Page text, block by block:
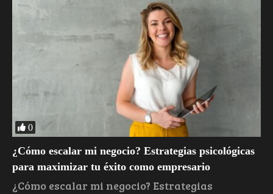
0
¿Cómo escalar mi negocio? Estrategias psicológicas
para maximizar tu éxito como empresario
¿Cómo escalar mi negocio? Estrategias